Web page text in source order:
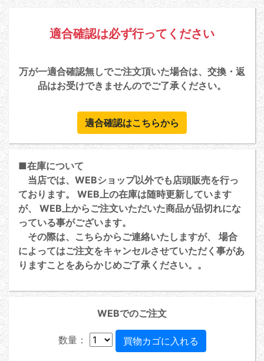
適合確認は必ず行ってください
万が一適合確認無しでご注文頂いた場合は、交換・返
品はお受けできませんのでご了承ください。
適合確認はこちらから
■在庫について
当店では、WEBショップ以外でも店頭販売を行っ
ております。 WEB上の在庫は随時更新しています
が、 WEB上からご注文いただいた商品が品切れにな
っている事がございます。
その際は、こちらからご連絡いたしますが、 場合
によってはご注文をキャンセルさせていただく事があ
りますことをあらかじめご了承ください。。
WEBでのご注文
数量：